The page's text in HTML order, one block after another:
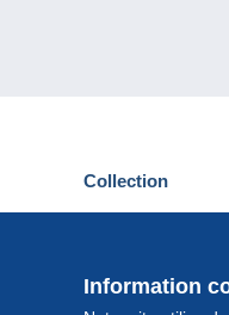
Information
Collection
Cartes postales